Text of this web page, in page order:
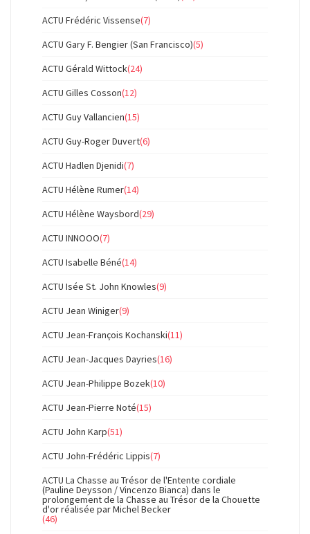
ACTU Frédéric Vissense(7)
ACTU Gary F. Bengier (San Francisco)(5)
ACTU Gérald Wittock(24)
ACTU Gilles Cosson(12)
ACTU Guy Vallancien(15)
ACTU Guy-Roger Duvert(6)
ACTU Hadlen Djenidi(7)
ACTU Hélène Rumer(14)
ACTU Hélène Waysbord(29)
ACTU INNOOO(7)
ACTU Isabelle Béné(14)
ACTU Isée St. John Knowles(9)
ACTU Jean Winiger(9)
ACTU Jean-François Kochanski(11)
ACTU Jean-Jacques Dayries(16)
ACTU Jean-Philippe Bozek(10)
ACTU Jean-Pierre Noté(15)
ACTU John Karp(51)
ACTU John-Frédéric Lippis(7)
ACTU La Chasse au Trésor de l'Entente cordiale
(Pauline Deysson / Vincenzo Bianca) dans le
prolongement de la Chasse au Trésor de la Chouette
d'or réalisée par Michel Becker
(46)